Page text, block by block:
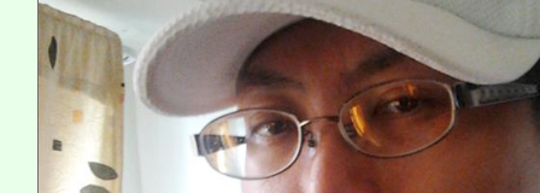
系所師生報名參加。